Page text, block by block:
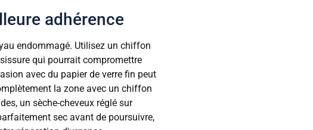
adhérence
endommagé. Utilisez un chiffon
qui pourrait compromettre
avec du papier de verre fin peut
la zone avec un chiffon
un sèche-cheveux réglé sur
sec avant de poursuivre,